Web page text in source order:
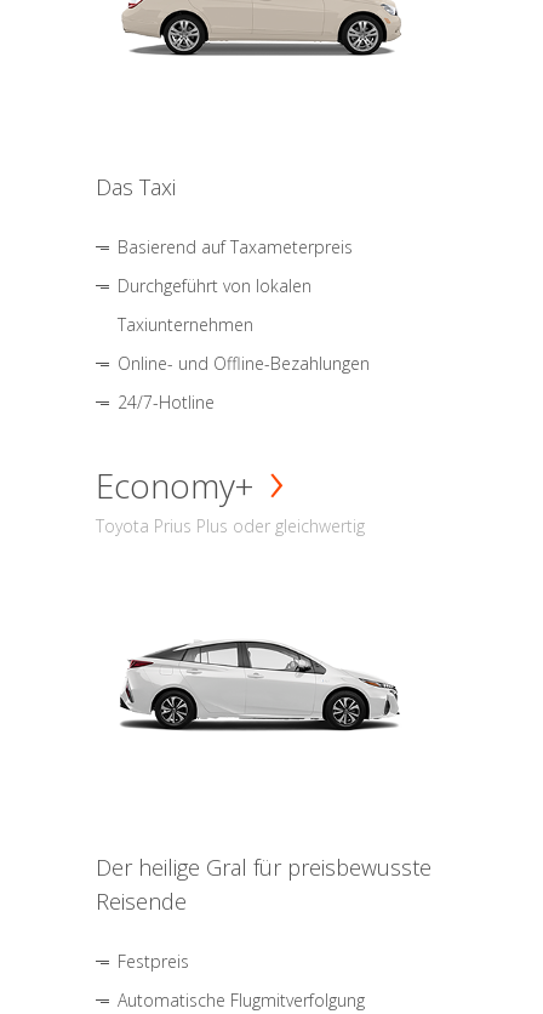
Das Taxi
Basierend auf Taxameterpreis
Durchgeführt von lokalen
Taxiunternehmen
Online- und Offline-Bezahlungen
24/7-Hotline
Economy+
Toyota Prius Plus oder gleichwertig
Der heilige Gral für preisbewusste
Reisende
Festpreis
Automatische Flugmitverfolgung